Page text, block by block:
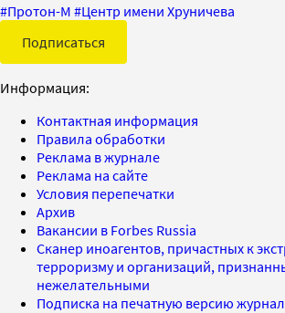
#Протон-М #Центр имени Хруничева
Подписаться
Информация:
Контактная информация
Правила обработки
Реклама в журнале
Реклама на сайте
Условия перепечатки
Архив
Вакансии в Forbes Russia
Сканер иноагентов, причастных к
терроризму и организаций,
нежелательными
Подписка на печатную версию